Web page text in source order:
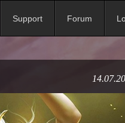
Support Forum